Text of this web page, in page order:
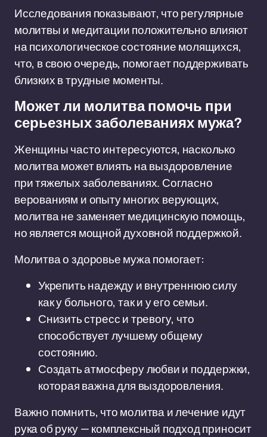
Исследования показывают, что регулярные
молитвы и медитации положительно влияют
на психологическое состояние молящихся,
что, в свою очередь, помогает поддерживать
близких в трудные моменты.
Может ли молитва помочь при
серьезных заболеваниях мужа?
Женщины часто интересуются, насколько
молитва может влиять на выздоровление
при тяжелых заболеваниях. Согласно
верованиям и опыту многих верующих,
молитва не заменяет медицинскую помощь,
но является мощной духовной поддержкой.
Молитва о здоровье мужа помогает:
Укрепить надежду и внутреннюю силу
как у больного, так и у его семьи.
Снизить стресс и тревогу, что
способствует лучшему общему
состоянию.
Создать атмосферу любви и поддержки,
которая важна для выздоровления.
Важно помнить, что молитва и лечение идут
рука об руку — комплексный подход приносит